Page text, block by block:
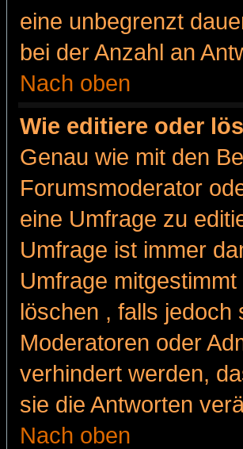
eine unbegrenzt
bei der Anzahl an
Nach oben
Wie editiere oder
Genau wie mit den
Forumsmoderator
eine Umfrage zu
Umfrage ist immer
Umfrage
löschen , falls jedoch
Moderatoren oder
verhindert werden,
sie die Antworten
Nach oben